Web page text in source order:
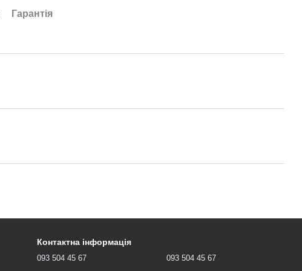
Гарантія
Контактна інформація
093 504 45 67 093 504 45 67